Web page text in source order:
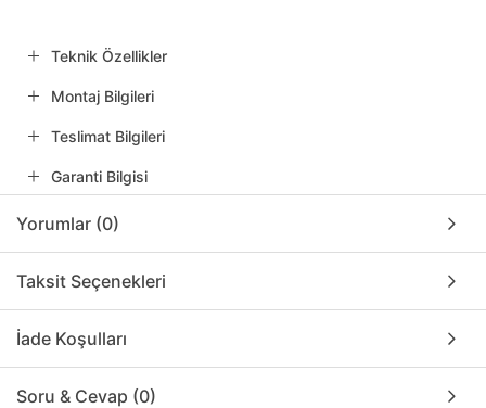
Teknik Özellikler
Montaj Bilgileri
Teslimat Bilgileri
Garanti Bilgisi
Yorumlar (0)
Taksit Seçenekleri
İade Koşulları
Soru & Cevap (0)